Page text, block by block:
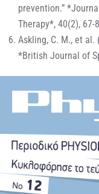
prevention.”
Therapy*, 40(2), 67-
Askling, C. M., et al.
*British Journal of